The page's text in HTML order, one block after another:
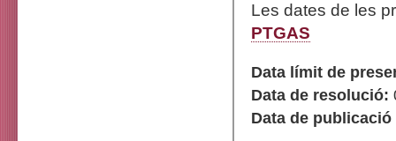
Les dates de les
PTGAS
Data límit de
Data de resolució:
Data de